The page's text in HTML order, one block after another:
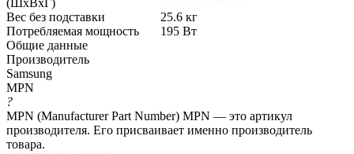
Вес без подставки
25.6 кг
Потребляемая мощность
195 Вт
Общие данные
Производитель
Samsung
MPN
?
MPN (Manufacturer Part Number) MPN — это артикул
производителя. Его присваивает именно производитель
товара.